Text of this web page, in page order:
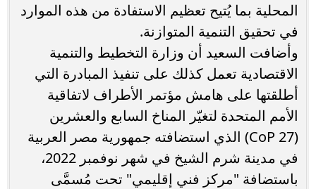
المحلية بما يُتيح تعظيم الاستفادة من هذه الموارد
في تحقيق التنمية المتوازنة.
وأضافت السعيد أن وزارة التخطيط والتنمية
الاقتصادية تعمل كذلك على تنفيذ المبادرة التي
أطلقتها على هامش مؤتمر الأطراف لاتفاقية
الأمم المتحدة لتغيّر المناخ السابع والعشرين
(CoP 27) الذي استضافته جمهورية مصر العربية
في مدينة شرم الشيخ في شهر نوفمبر 2022،
باستضافة "مركز فني إقليمي" تحت مُسمَّى